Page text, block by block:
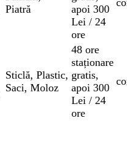
Piatră
apoi 300
Lei / 24
ore
Sticlă, Plastic,
Saci, Moloz
48 ore
staționare
gratis,
apoi 300
Lei / 24
ore